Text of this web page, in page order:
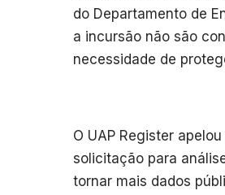
do Departamento de
a incursão não são
necessidade de
O UAP Register
solicitação para
tornar mais dados